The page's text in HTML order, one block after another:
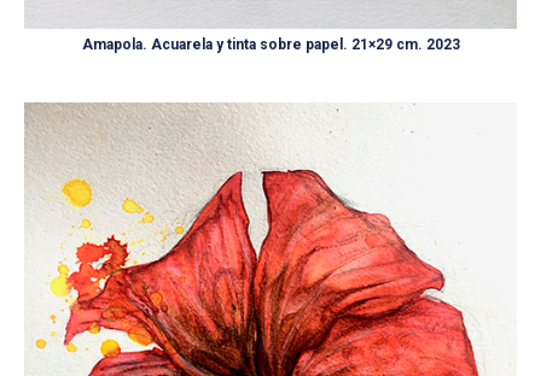
Amapola. Acuarela y tinta sobre papel. 21×29 cm. 2023